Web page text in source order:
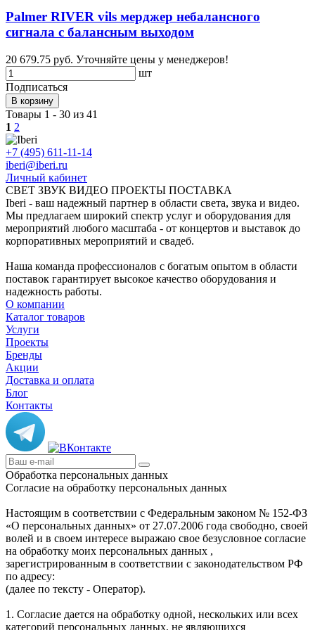
Palmer RIVER vils мерджер небалансного
сигнала с балансным выходом
20 679.75 руб. Уточняйте цены у менеджеров!
шт
Подписаться
В корзину
Товары 1 - 30 из 41
1 2
+7 (495) 611-11-14
iberi@iberi.ru
Личный кабинет
СВЕТ ЗВУК ВИДЕО ПРОЕКТЫ ПОСТАВКА
Iberi - ваш надежный партнер в области света, звука и видео.
Мы предлагаем широкий спектр услуг и оборудования для
мероприятий любого масштаба - от концертов и выставок до
корпоративных мероприятий и свадеб.
Наша команда профессионалов с богатым опытом в области
поставок гарантирует высокое качество оборудования и
надежность работы.
О компании
Каталог товаров
Услуги
Проекты
Бренды
Акции
Доставка и оплата
Блог
Контакты
Обработка персональных данных
Согласие на обработку персональных данных
Настоящим в соответствии с Федеральным законом № 152-ФЗ
«О персональных данных» от 27.07.2006 года свободно, своей
волей и в своем интересе выражаю свое безусловное согласие
на обработку моих персональных данных ,
зарегистрированным в соответствии с законодательством РФ
по адресу:
(далее по тексту - Оператор).
1. Согласие дается на обработку одной, нескольких или всех
категорий персональных данных, не являющихся